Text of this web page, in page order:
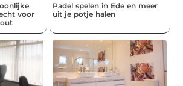
voor
Padel spelen in Ede en meer
uit je potje halen